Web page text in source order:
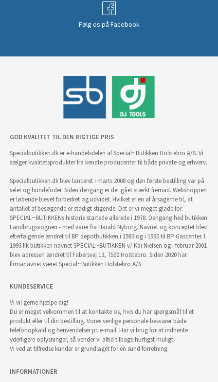
Følg os på Facebook
GOD KVALITET TIL DEN RIGTIGE PRIS
Specialbutikken.dk er e-handelsdelen af Special~Butikken Holstebro A/S. Vi
sælger kvalitetsprodukter fra kendte producenter til både private og erhverv.
Specialbutikken.dk blev lanceret i marts 2008 og den første bestilling var på
seler og hundefoder. Siden dengang er det gået stærkt fremad. Webshoppen
er løbende blevet forbedret og udvidet. Hvilket er en af årsagerne til, at
antallet af besøgende er stadigt stigende. Det er vi meget glade for.
SPECIAL~BUTIKKENs historie startede allerede i 1978. Dengang hed butikken
Landbrugsvognen - med varer fra Harald Nyborg. Navnet og konceptet blev
efterfølgende ændret til BP depotbutikken i 1983 og i 1990 til BP Gascenter. I
1993 fik butikken navnet SPECIAL~BUTIKKEN v/ Kai Nielsen og i februar 2001
blev adressen ændret til Fabersvej 13, 7500 Holstebro. Siden 2020 har
firmanavnet været Special~Butikken Holstebro A/S.
KUNDESERVICE
Vi vil gerne hjælpe dig!
Du er meget velkommen til at kontakte os, hvis du har spørgsmål til et
produkt eller til din bestilling. Vores venlige personale besvarer både
telefonopkald og henvendelser pr. e-mail. Har vi brug for at indhente
yderligere oplysninger, så vender vi altid tilbage hurtigst muligt.
Vi ved at tilfredse kunder er grundlaget for en sund forretning.
INFORMATIONER